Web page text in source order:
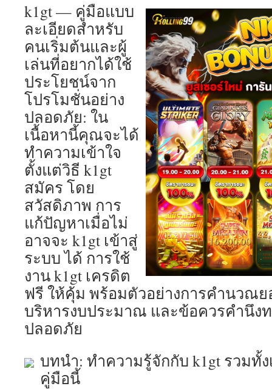
k1gt — คู่มือแบบ
ละเอียดสำหรับ
คนเริ่มต้นและผู้
เล่นที่อยากได้ใช้
ประโยชน์จาก
โปรโมชั่นอย่าง
ปลอดภัย: ใน
เนื้อหานี้คุณจะได้
ทำความเข้าใจ
ตั้งแต่วิธี k1gt
สมัคร โดย
สวัสดิภาพ การ
แก้ปัญหาเมื่อไม่
อาจจะ k1gt เข้าสู่
ระบบ ได้ การใช้
งาน k1gt เครดิต
ฟรี ให้คุ้ม พร้อมตัวอย่างการคำนวณ
บริหารงบประมาณ และข้อควรคำนึง
ปลอดภัย
บทนำ: ทำความรู้จักกับ k1gt รวมทั้
คู่มือนี้